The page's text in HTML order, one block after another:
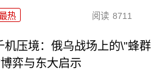
热 阅读 8711
机压境：俄乌战场上的\"蜂群
弈与东大启示